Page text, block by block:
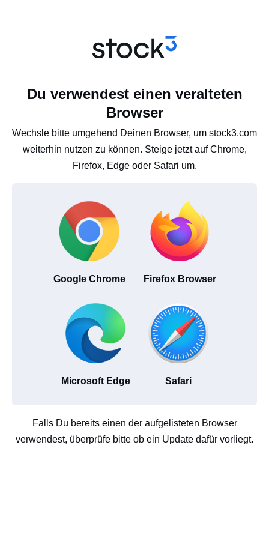
Du verwendest einen veralteten
Browser
Wechsle bitte umgehend Deinen Browser, um stock3.com
weiterhin nutzen zu können. Steige jetzt auf Chrome,
Firefox, Edge oder Safari um.
Google Chrome Firefox Browser
Microsoft Edge Safari
Falls Du bereits einen der aufgelisteten Browser
verwendest, überprüfe bitte ob ein Update dafür vorliegt.